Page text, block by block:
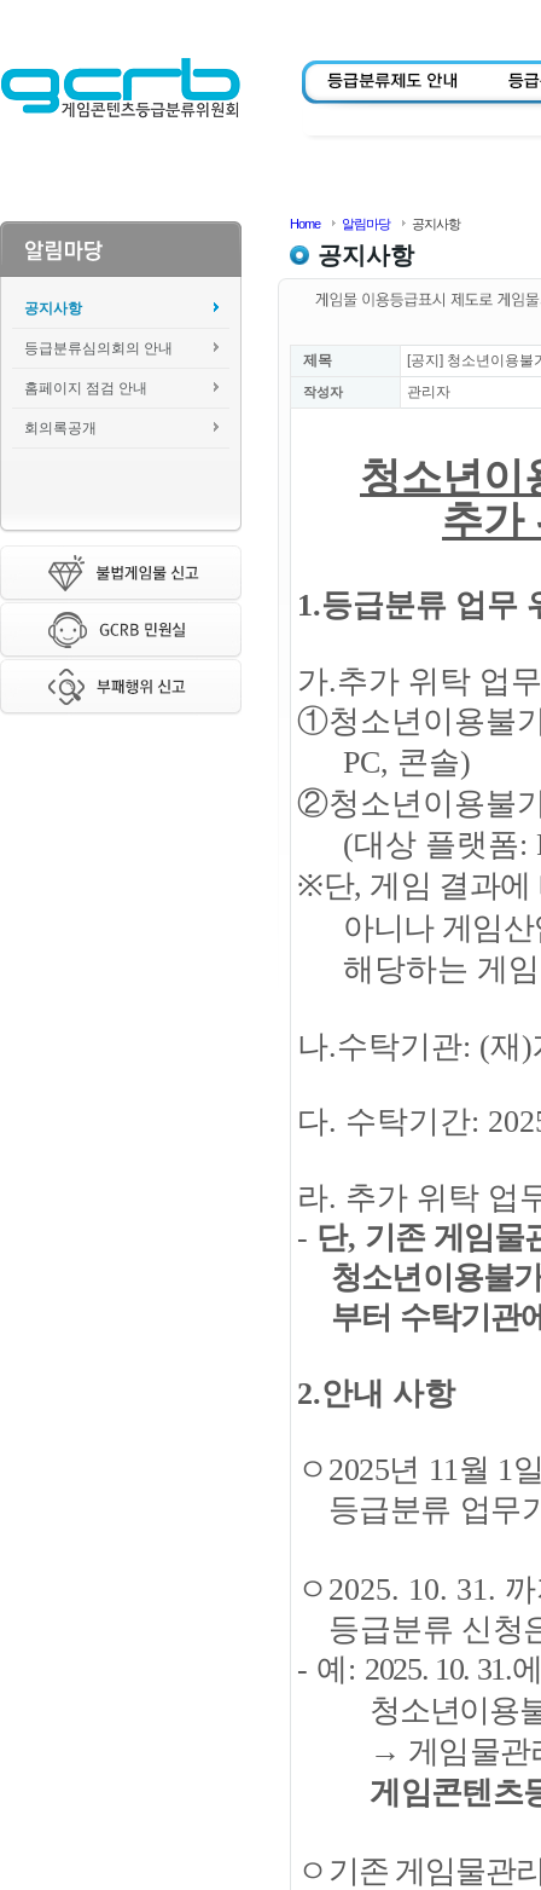
공지사항
등급분류심의회의 안내
홈페이지 점검 안내
회의록공개
Home 알림마당 공지사항
공지사항
제목 [공지] 청소년이용
작성자 관리자
청소년이
추가
1.등급분류 업무
가.추가 위탁 업무
①청소년이용불
PC, 콘솔)
②청소년이용불
(대상 플랫폼:
※단, 게임 결과에
아니나 게임
해당하는 게
나.수탁기관: (재)
다. 수탁기간:
라. 추가 위탁 업
- 단, 기존 게임물
청소년이용불
부터 수탁기관
2.안내 사항
ㅇ 2025년 11월 1
등급분류 업무
ㅇ 2025. 10. 31.
등급분류 신청
- 예 : 2025. 10. 31.
청소년이용
→ 게임물
게임콘텐츠
ㅇ 기존 게임물관